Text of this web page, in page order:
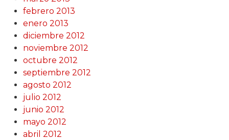
febrero 2013
enero 2013
diciembre 2012
noviembre 2012
octubre 2012
septiembre 2012
agosto 2012
julio 2012
junio 2012
mayo 2012
abril 2012